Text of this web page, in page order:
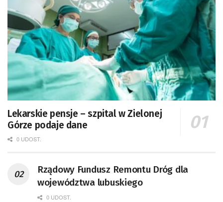
Lekarskie pensje – szpital w Zielonej
Górze podaje dane
0 UDOST.
Rządowy Fundusz Remontu Dróg dla
województwa lubuskiego
0 UDOST.